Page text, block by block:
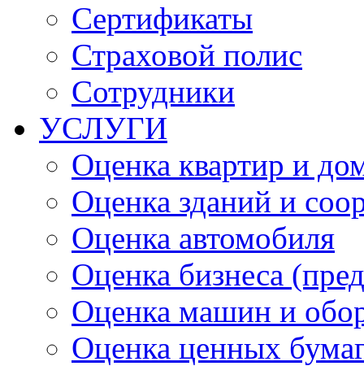
Сертификаты
Страховой полис
Сотрудники
УСЛУГИ
Оценка квартир и
Оценка зданий и
Оценка автомобиля
Оценка бизнеса
Оценка машин и
Оценка ценных